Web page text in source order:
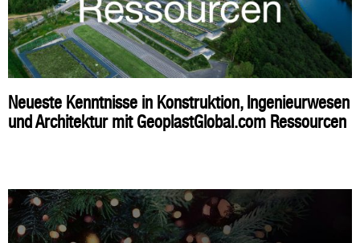
Neueste Kenntnisse in Konstruktion, Ingenieurwesen
und Architektur mit GeoplastGlobal.com Ressourcen